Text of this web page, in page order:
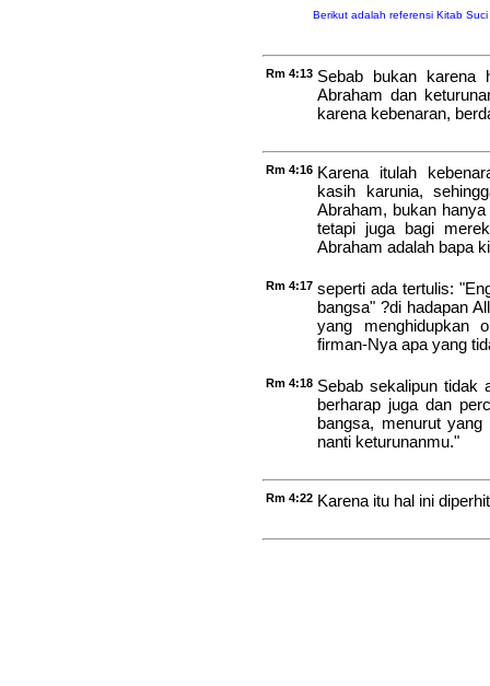
Berikut adalah referensi Kitab
Rm 4:13 Sebab bukan karena
Abraham dan
karena kebenaran,
Rm 4:16 Karena itulah
kasih karunia,
Abraham, bukan
tetapi juga bagi
Abraham adalah bapa
Rm 4:17 seperti ada tertulis:
bangsa" ?di hadapan
yang menghidupkan
firman-Nya apa yang
Rm 4:18 Sebab sekalipun tidak
berharap juga dan
bangsa, menurut
nanti keturunanmu."
Rm 4:22 Karena itu hal ini